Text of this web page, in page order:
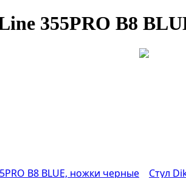
355PRO B8